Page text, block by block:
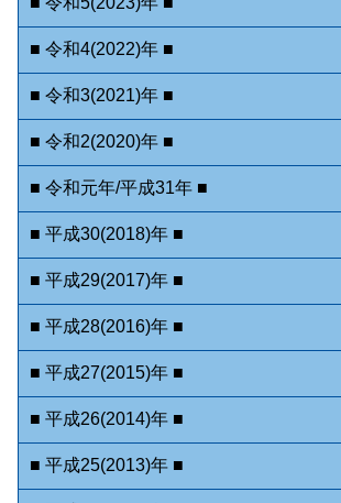
■ 令和4(2022)年 ■
■ 令和3(2021)年 ■
■ 令和2(2020)年 ■
■ 令和元年/平成31年 ■
■ 平成30(2018)年 ■
■ 平成29(2017)年 ■
■ 平成28(2016)年 ■
■ 平成27(2015)年 ■
■ 平成26(2014)年 ■
■ 平成25(2013)年 ■